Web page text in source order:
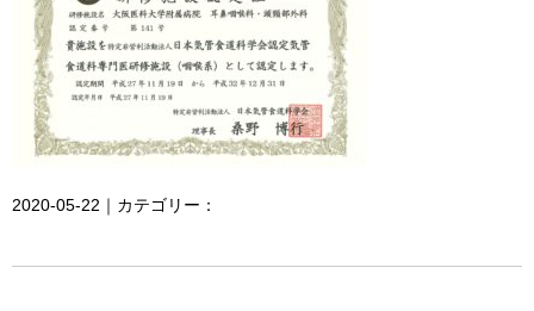
2020-05-22｜カテゴリー：